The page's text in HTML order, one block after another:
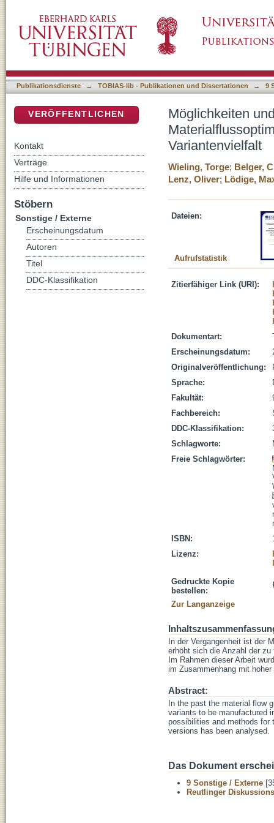
Anlagenbau mit hoher Variantenvielfalt
Publikationsdienste → TOBIAS-lib - Publikationen und Dissertationen → 9
Möglichkeiten
Variantenvielfalt
Wieling, Torge; Belger,
Lenz, Oliver; Lödige,
Dateien:
Aufrufstatistik
Zitierfähiger Link (URI):
Dokumentart:
Erscheinungsdatum:
Originalveröffentlichung:
Sprache:
Fakultät:
Fachbereich:
DDC-Klassifikation:
Schlagworte:
Freie Schlagwörter:
ISBN:
Lizenz:
Gedruckte Kopie
bestellen:
Zur Langanzeige
In der Vergangenheit ist der
erhöht sich die Anzahl der
Im Rahmen dieser Arbeit
im Zusammenhang mit
Abstract:
In the past the material flow
variants to be manufactured
possibilities and methods for
versions has been analysed.
Das Dokument
9 Sonstige / Externe
Reutlinger
VERÖFFENTLICHEN
Kontakt
Verträge
Hilfe und Informationen
Stöbern
Sonstige / Externe
Erscheinungsdatum
Autoren
Titel
DDC-Klassifikation